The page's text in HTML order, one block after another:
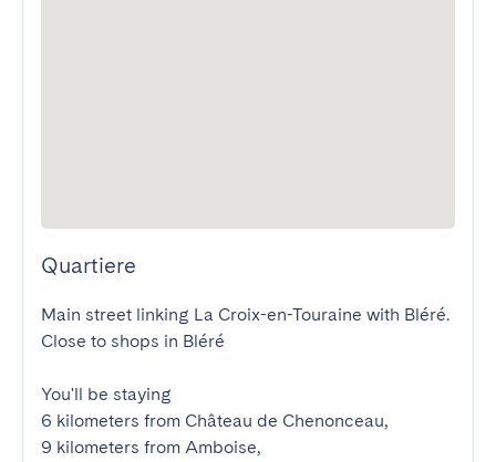
Quartiere
Main street linking La Croix-en-Touraine with Bléré.
Close to shops in Bléré
You'll be staying
6 kilometers from Château de Chenonceau,
9 kilometers from Amboise,